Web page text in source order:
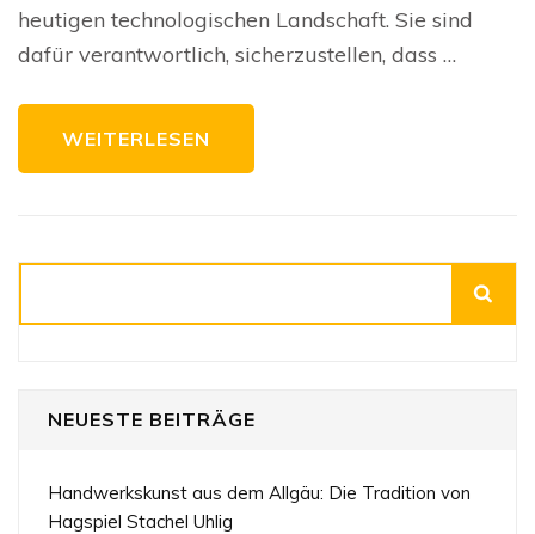
heutigen technologischen Landschaft. Sie sind
dafür verantwortlich, sicherzustellen, dass …
WEITERLESEN
NEUESTE BEITRÄGE
Handwerkskunst aus dem Allgäu: Die Tradition von
Hagspiel Stachel Uhlig